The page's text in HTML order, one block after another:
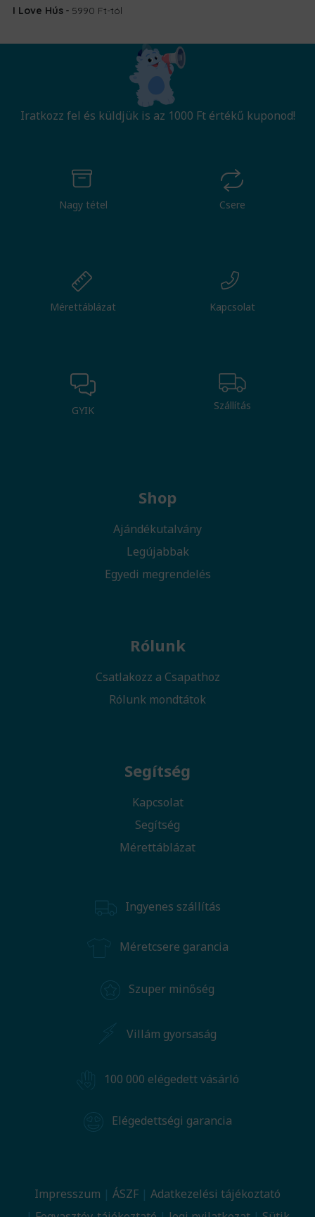
I Love Hús 5990 Ft-tól
Iratkozz fel és küldjük is az 1000 Ft értékű kuponod!
Nagy tétel Csere
Mérettáblázat Kapcsolat
GYIK Szállítás
Shop
Ajándékutalvány
Legújabbak
Egyedi megrendelés
Rólunk
Csatlakozz a Csapathoz
Rólunk mondtátok
Segítség
Kapcsolat
Segítség
Mérettáblázat
Ingyenes szállítás
Méretcsere garancia
Szuper minőség
Villám gyorsaság
100 000 elégedett vásárló
Elégedettségi garancia
Impresszum ÁSZF
Adatkezelési tájékoztató